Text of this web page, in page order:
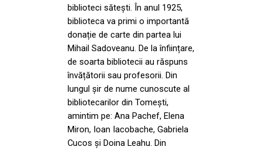
biblioteci sătești. În anul 1925,
biblioteca va primi o importantă
donație de carte din partea lui
Mihail Sadoveanu. De la înființare,
de soarta bibliotecii au răspuns
învățătorii sau profesorii. Din
lungul șir de nume cunoscute al
bibliotecarilor din Tomești,
amintim pe: Ana Pachef, Elena
Miron, Ioan Iacobache, Gabriela
Cucos și Doina Leahu. Din